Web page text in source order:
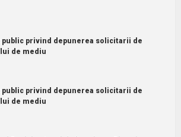
public privind depunerea solicitarii de
de mediu
public privind depunerea solicitarii de
de mediu